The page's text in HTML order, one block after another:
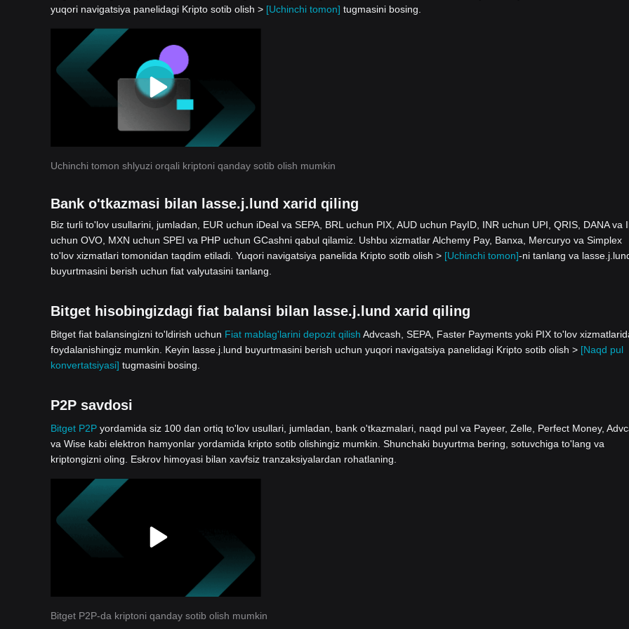
yuqori navigatsiya panelidagi Kripto sotib olish > [Uchinchi tomon] tugmasini bosing.
Uchinchi tomon shlyuzi orqali kriptoni qanday sotib olish mumkin
Bank o'tkazmasi bilan lasse.j.lund xarid qiling
Biz turli to'lov usullarini, jumladan, EUR uchun iDeal va SEPA, BRL uchun PIX, AUD uchun PayID, INR uchun UPI, QRIS, DANA va
uchun OVO, MXN uchun SPEI va PHP uchun GCashni qabul qilamiz. Ushbu xizmatlar Alchemy Pay, Banxa, Mercuryo va Simplex
to'lov xizmatlari tomonidan taqdim etiladi. Yuqori navigatsiya panelida Kripto sotib olish > [Uchinchi tomon]-ni tanlang va
buyurtmasini berish uchun fiat valyutasini tanlang.
Bitget hisobingizdagi fiat balansi bilan lasse.j.lund xarid qiling
Bitget fiat balansingizni to'ldirish uchun Fiat mablag'larini depozit qilish Advcash, SEPA, Faster Payments yoki PIX to'lov
foydalanishingiz mumkin. Keyin lasse.j.lund buyurtmasini berish uchun yuqori navigatsiya panelidagi Kripto sotib olish > [Naqd pul
konvertatsiyasi] tugmasini bosing.
P2P savdosi
Bitget P2P yordamida siz 100 dan ortiq to'lov usullari, jumladan, bank o'tkazmalari, naqd pul va Payeer, Zelle, Perfect Money,
va Wise kabi elektron hamyonlar yordamida kripto sotib olishingiz mumkin. Shunchaki buyurtma bering, sotuvchiga to'lang va
kriptongizni oling. Eskrov himoyasi bilan xavfsiz tranzaksiyalardan rohatlaning.
Bitget P2P-da kriptoni qanday sotib olish mumkin